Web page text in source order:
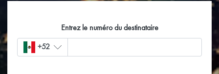
Entrez le numéro du destinataire
+52